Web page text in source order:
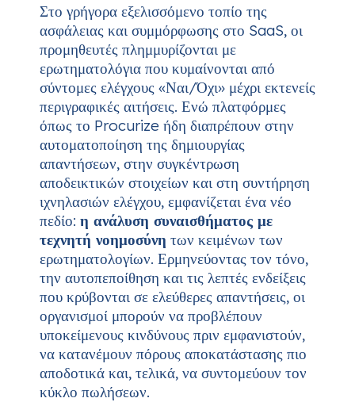
Στο γρήγορα εξελισσόμενο τοπίο της
ασφάλειας και συμμόρφωσης στο SaaS, οι
προμηθευτές πλημμυρίζονται με
ερωτηματολόγια που κυμαίνονται από
σύντομες ελέγχους «Ναι/Όχι» μέχρι εκτενείς
περιγραφικές αιτήσεις. Ενώ πλατφόρμες
όπως το Procurize ήδη διαπρέπουν στην
αυτοματοποίηση της δημιουργίας
απαντήσεων, στην συγκέντρωση
αποδεικτικών στοιχείων και στη συντήρηση
ιχνηλασιών ελέγχου, εμφανίζεται ένα νέο
πεδίο: η ανάλυση συναισθήματος με
τεχνητή νοημοσύνη των κειμένων των
ερωτηματολογίων. Ερμηνεύοντας τον τόνο,
την αυτοπεποίθηση και τις λεπτές ενδείξεις
που κρύβονται σε ελεύθερες απαντήσεις, οι
οργανισμοί μπορούν να προβλέπουν
υποκείμενους κινδύνους πριν εμφανιστούν,
να κατανέμουν πόρους αποκατάστασης πιο
αποδοτικά και, τελικά, να συντομεύουν τον
κύκλο πωλήσεων.